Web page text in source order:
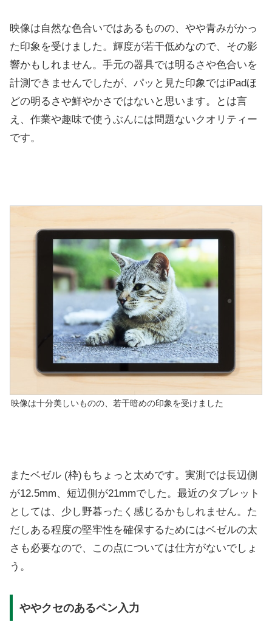
映像は自然な色合いではあるものの、やや青みがかっ
た印象を受けました。輝度が若干低めなので、その影
響かもしれません。手元の器具では明るさや色合いを
計測できませんでしたが、パッと見た印象ではiPadほ
どの明るさや鮮やかさではないと思います。とは言
え、作業や趣味で使うぶんには問題ないクオリティー
です。
映像は十分美しいものの、若干暗めの印象を受けました
またベゼル (枠)もちょっと太めです。実測では長辺側
が12.5mm、短辺側が21mmでした。最近のタブレット
としては、少し野暮ったく感じるかもしれません。た
だしある程度の堅牢性を確保するためにはベゼルの太
さも必要なので、この点については仕方がないでしょ
う。
ややクセのあるペン入力